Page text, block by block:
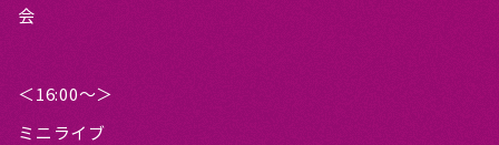
会
＜16:00〜＞
ミニライブ